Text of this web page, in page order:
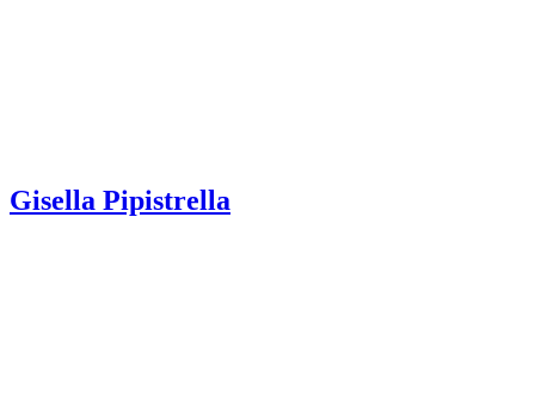
Gisella Pipistrella